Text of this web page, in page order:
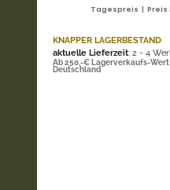
Tagespreis | Preis
KNAPPER LAGERBESTAND
aktuelle Lieferzeit: 2 - 4
Ab 250,-€ Lagerverkaufs-
Deutschland